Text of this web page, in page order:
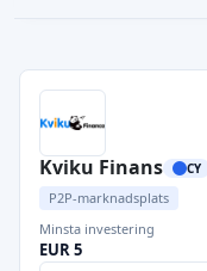
Kviku Finans CY
P2P-marknadsplats
Minsta investering
EUR 5